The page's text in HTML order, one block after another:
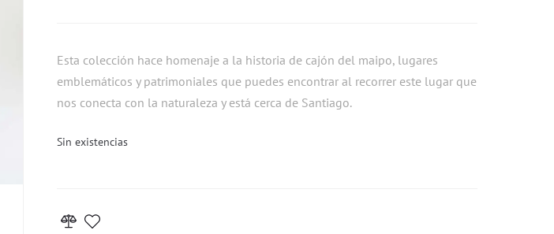
Esta colección hace homenaje a la historia de cajón del maipo, lugares
emblemáticos y patrimoniales que puedes encontrar al recorrer este lugar que
nos conecta con la naturaleza y está cerca de Santiago.
Sin existencias